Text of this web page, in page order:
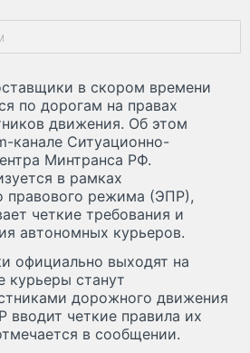
в скором времени
по дорогам на правах
движения. Об этом
канале Ситуационно-
Минтранса РФ.
в рамках
правового режима (ЭПР),
четкие требования и
автономных курьеров.
официально выходят на
курьеры станут
дорожного движения
четкие правила их
в сообщении.